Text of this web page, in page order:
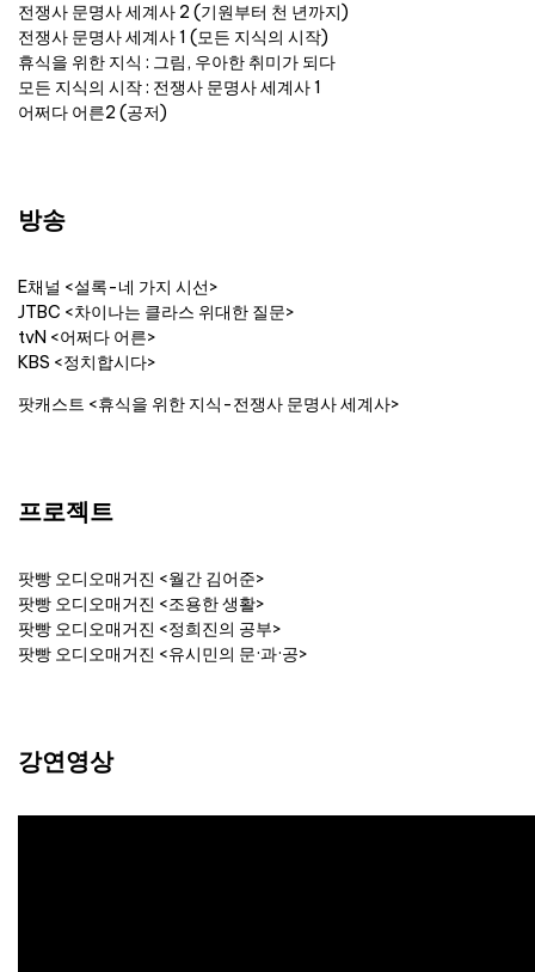
전쟁사 문명사 세계사 2 (기원부터 천 년까지)
전쟁사 문명사 세계사 1 (모든 지식의 시작)
휴식을 위한 지식 : 그림, 우아한 취미가 되다
모든 지식의 시작 : 전쟁사 문명사 세계사 1
어쩌다 어른2 (공저)
방송
E채널 <설록-네 가지 시선>
JTBC <차이나는 클라스 위대한 질문>
tvN <어쩌다 어른>
KBS <정치합시다>
팟캐스트 <휴식을 위한 지식-전쟁사 문명사 세계사>
프로젝트
팟빵 오디오매거진 <월간 김어준>
팟빵 오디오매거진 <조용한 생활>
팟빵 오디오매거진 <정희진의 공부>
팟빵 오디오매거진 <유시민의 문·과·공>
강연영상